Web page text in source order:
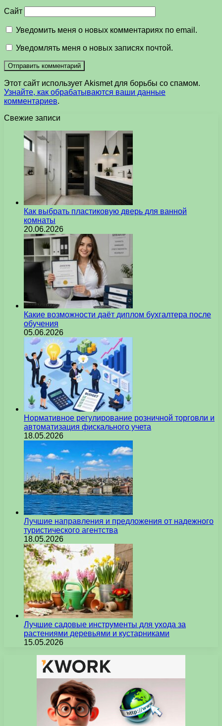
Сайт
Уведомить меня о новых комментариях по email.
Уведомлять меня о новых записях почтой.
Этот сайт использует Akismet для борьбы со спамом.
Узнайте, как обрабатываются ваши данные
комментариев.
Свежие записи
Как выбрать пластиковую дверь для ванной
комнаты
20.06.2026
Какие возможности даёт диплом бухгалтера после
обучения
05.06.2026
Нормативное регулирование розничной торговли и
автоматизация фискального учета
18.05.2026
Лучшие направления и предложения от надежного
туристического агентства
18.05.2026
Лучшие садовые инструменты для ухода за
растениями деревьями и кустарниками
15.05.2026